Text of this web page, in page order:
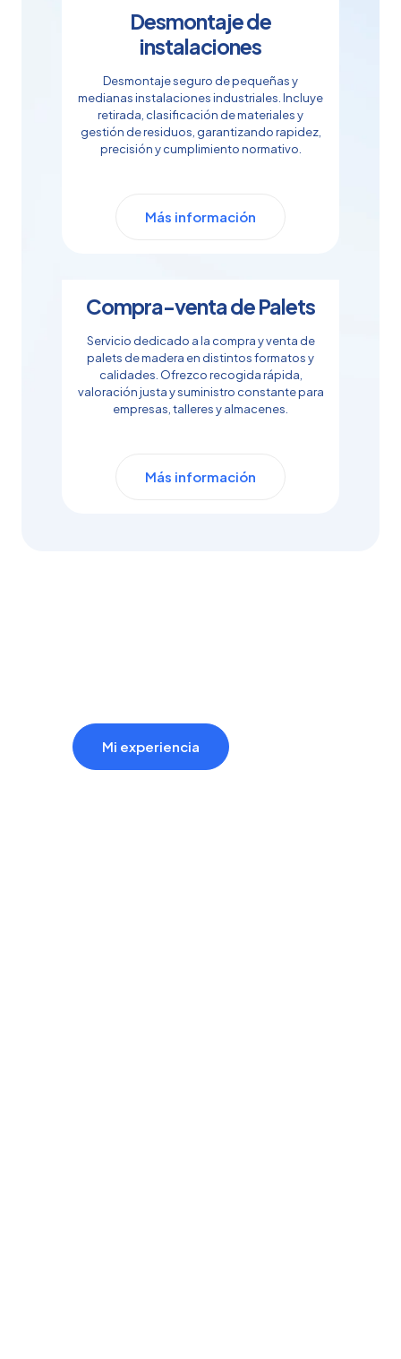
Desmontaje de
instalaciones
Desmontaje seguro de pequeñas y
medianas instalaciones industriales. Incluye
retirada, clasificación de materiales y
gestión de residuos, garantizando rapidez,
precisión y cumplimiento normativo.
Más información
Compra-venta de Palets
Servicio dedicado a la compra y venta de
palets de madera en distintos formatos y
calidades. Ofrezco recogida rápida,
valoración justa y suministro constante para
empresas, talleres y almacenes.
Más información
Mi experiencia